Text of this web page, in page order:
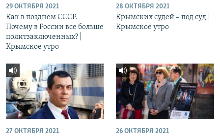
29 ОКТЯБРЯ 2021
Как в позднем СССР.
Почему в России все больше
политзаключенных? |
Крымское утро
28 ОКТЯБРЯ 2021
Крымских судей – под суд |
Крымское утро
27 ОКТЯБРЯ 2021 26 ОКТЯБРЯ 2021